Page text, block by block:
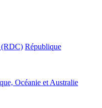
(RDC) République
Océanie et Australie